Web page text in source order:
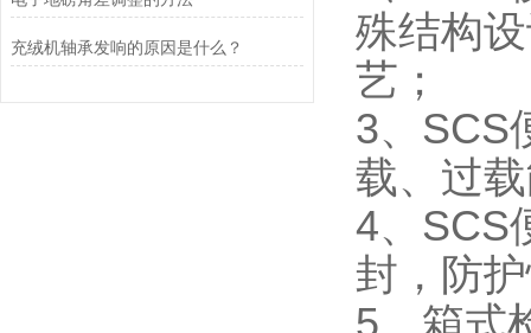
充绒机轴承发响的原因是什么？
殊结构
艺；
3、SCS
载、过
4、SCS
封，防
5、箱式